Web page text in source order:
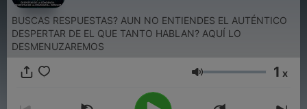
BUSCAS RESPUESTAS? AUN NO ENTIENDES EL AUTÉNTICO
DESPERTAR DE EL QUE TANTO HABLAN? AQUÍ LO
DESMENUZAREMOS
Volumen 1 x